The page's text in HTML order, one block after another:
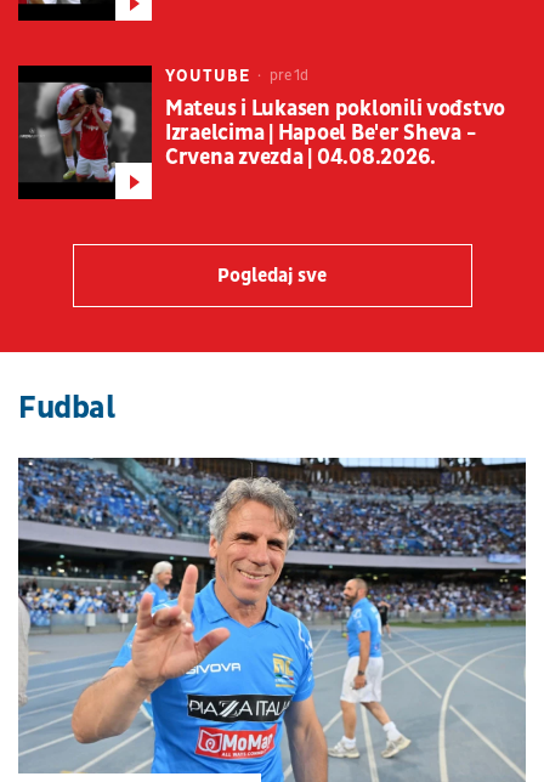
YOUTUBE pre 1d
Mateus i Lukasen poklonili vođstvo
Izraelcima | Hapoel Be'er Sheva -
Crvena zvezda | 04.08.2026.
Pogledaj sve
Fudbal